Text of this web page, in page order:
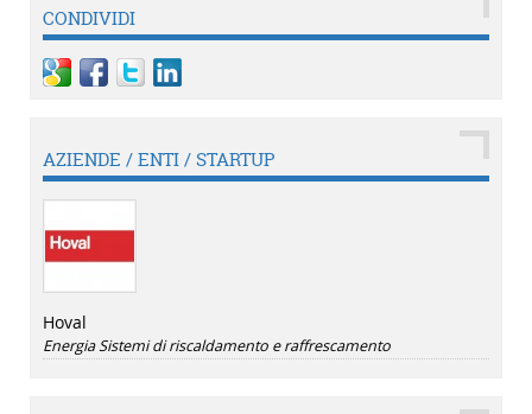
CONDIVIDI
AZIENDE / ENTI / STARTUP
Hoval
EnergiaSistemi di riscaldamento e raffrescamento